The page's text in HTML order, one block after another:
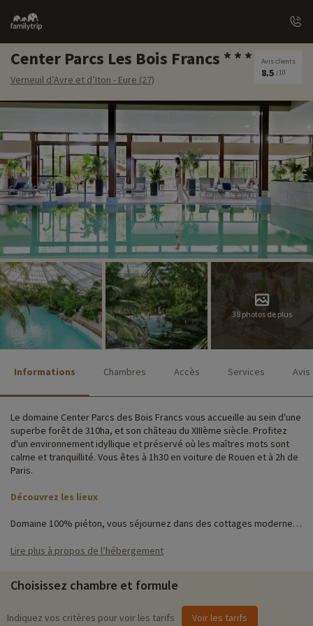
Family
trip
Center Parcs Les Bois Francs
Verneuil d’Avre et d’Iton - Eure (27)
Avis clients
8.5 /10
38 photos de plus
Informations Chambres Accès Services Avis
Le domaine Center Parcs des Bois Francs vous accueille au sein d'une
superbe forêt de 310ha, et son château du XIIIème siècle. Profitez
d'un environnement idyllique et préservé où les maîtres mots sont
calme et tranquillité. Vous êtes à 1h30 en voiture de Rouen et à 2h de
Paris.
Découvrez les lieux
Domaine 100% piéton, vous séjournez dans des cottages modernes,
vitrées vous permettront de profiter d'une vue agréable sur la nature
Les cottages confort, VIP ou premium sont prévus pour accueillir les
familles à la recherche d'une location de vacances famille
nombreuse. Sur place, de nombreux commerces et services sont à
Lire plus à propos de l’hébergement
Choisissez chambre et formule
Indiquez vos critères pour voir les tarifs Voir les tarifs